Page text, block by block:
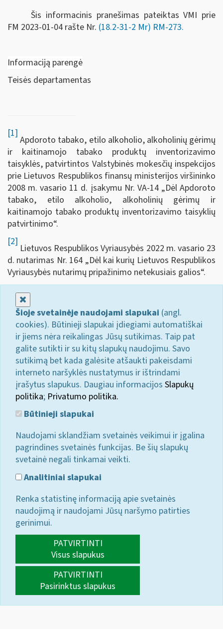
Šis informacinis pranešimas pateiktas VMI prie
FM 2023-01-04 rašte Nr. (18.2-31-2 Mr) RM-273.
Informaciją parengė
Teisės departamentas
[1]
Apdoroto tabako, etilo alkoholio, alkoholinių gėrimų
ir kaitinamojo tabako produktų inventorizavimo
taisyklės, patvirtintos Valstybinės mokesčių inspekcijos
prie Lietuvos Respublikos finansų ministerijos viršininko
2008 m. vasario 11 d. įsakymu Nr. VA-14 „Dėl Apdoroto
tabako, etilo alkoholio, alkoholinių gėrimų ir
kaitinamojo tabako produktų inventorizavimo taisyklių
patvirtinimo“.
[2]
Lietuvos Respublikos Vyriausybės 2022 m. vasario 23
d. nutarimas Nr. 164 „Dėl kai kurių Lietuvos Respublikos
Vyriausybės nutarimų pripažinimo netekusiais galios“.
Šioje svetainėje naudojami slapukai (angl.
cookies). Būtinieji slapukai įdiegiami automatiškai
ir jiems nėra reikalingas Jūsų sutikimas. Taip pat
galite sutikti ir su kitų slapukų naudojimu. Savo
sutikimą bet kada galėsite atšaukti pakeisdami
interneto naršyklės nustatymus ir ištrindami
įrašytus slapukus. Daugiau informacijos Slapukų
politika; Privatumo politika.
Būtinieji slapukai
Naudojami sklandžiam svetainės veikimui ir įgalina
pagrindines svetainės funkcijas. Be šių slapukų
svetainė negali tinkamai veikti.
Analitiniai slapukai
Renka statistinę informaciją apie svetainės
naudojimą ir naudojami Jūsų naršymo patirties
gerinimui.
PATVIRTINTI
Visus slapukus
PATVIRTINTI
Pasirinktus slapukus